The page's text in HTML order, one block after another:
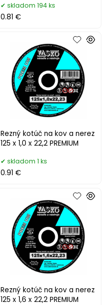
skladom 194 ks
0.81 €
Rezný kotúč na kov a nerez
125 x 1,0 x 22,2 PREMIUM
skladom 1 ks
0.91 €
Rezný kotúč na kov a nerez
125 x 1,6 x 22,2 PREMIUM